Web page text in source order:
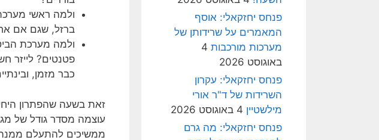
ולמה ראשי
ברזל, שגם אם אחוזי היירוט
ולמה מערכת
פטנטים? לייזר
כבר מזמן,
זאת בשעה שהפתרון
ממשיכים להתעלם
פנחס יחזקאלי: אוסף
המאמרים על שרידותן של
מערכות מורכבות 4
באוגוסט 2026
פנחס יחזקאלי: עקרון
השרידות של ד"ר אורי
מילשטיין 4 באוגוסט 2026
פנחס יחזקאלי: מה גרם